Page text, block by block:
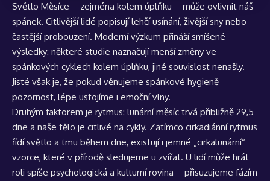
Světlo Měsíce – zejména kolem úplňku – může ovlivnit náš
spánek. Citlivější lidé popisují lehčí usínání, živější sny nebo
častější probouzení. Moderní výzkum přináší smíšené
výsledky: některé studie naznačují menší změny ve
spánkových cyklech kolem úplňku, jiné souvislost nenašly.
Jisté však je, že pokud věnujeme spánkové hygieně
pozornost, lépe ustojíme i emoční vlny.
Druhým faktorem je rytmus: lunární měsíc trvá přibližně 29,5
dne a naše tělo je citlivé na cykly. Zatímco cirkadiánní rytmus
řídí světlo a tmu během dne, existují i jemné „cirkalunární“
vzorce, které v přírodě sledujeme u zvířat. U lidí může hrát
roli spíše psychologická a kulturní rovina – přisuzujeme fázím